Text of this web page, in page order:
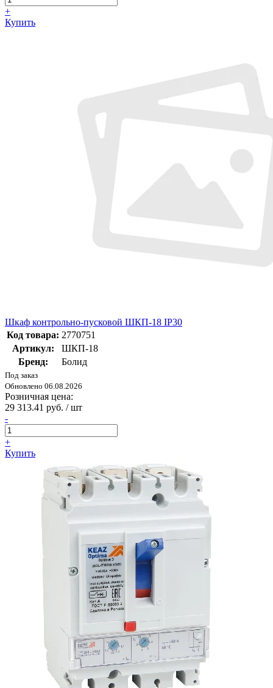
+
Купить
Шкаф контрольно-пусковой ШКП-18 IP30
Код товара: 2770751
Артикул:
ШКП-18
Бренд:
Болид
Под заказ
Обновлено 06.08.2026
Розничная цена:
29 313.41 руб. / шт
-
+
Купить